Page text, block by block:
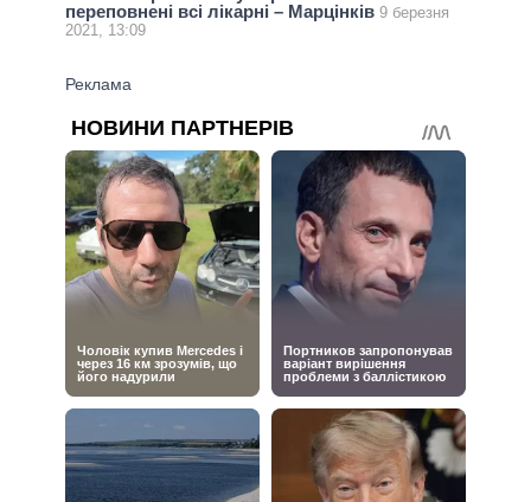
переповнені всі лікарні – Марцінків 9 березня
2021, 13:09